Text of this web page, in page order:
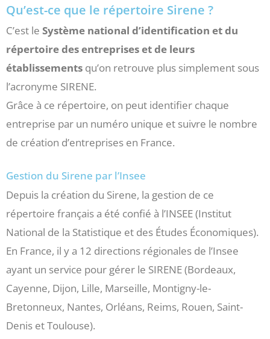
Qu’est-ce que le répertoire Sirene ?
C’est le Système national d’identification et du
répertoire des entreprises et de leurs
établissements qu’on retrouve plus simplement sous
l’acronyme SIRENE.
Grâce à ce répertoire, on peut identifier chaque
entreprise par un numéro unique et suivre le nombre
de création d’entreprises en France.
Gestion du Sirene par l’Insee
Depuis la création du Sirene, la gestion de ce
répertoire français a été confié à l’INSEE (Institut
National de la Statistique et des Études Économiques).
En France, il y a 12 directions régionales de l’Insee
ayant un service pour gérer le SIRENE (Bordeaux,
Cayenne, Dijon, Lille, Marseille, Montigny-le-
Bretonneux, Nantes, Orléans, Reims, Rouen, Saint-
Denis et Toulouse).